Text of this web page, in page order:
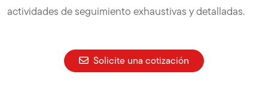
actividades de seguimiento exhaustivas y detalladas.
Solicite una cotización